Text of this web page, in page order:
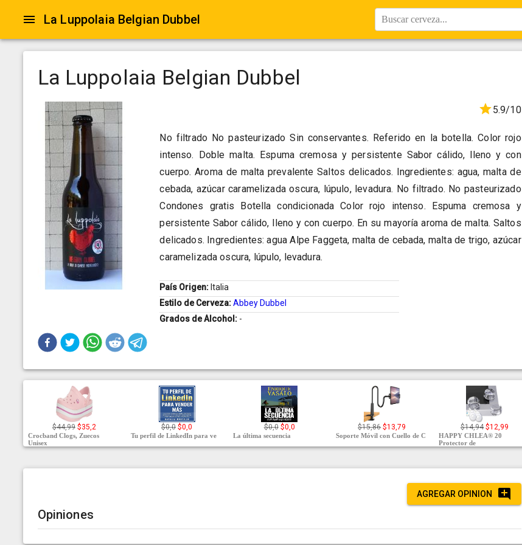
La Luppolaia Belgian Dubbel Buscar cerveza...
La Luppolaia Belgian Dubbel
5.9/10
No filtrado No pasteurizado Sin conservantes. Referido en la botella. Color rojo
intenso. Doble malta. Espuma cremosa y persistente Sabor cálido, lleno y con
cuerpo. Aroma de malta prevalente Saltos delicados. Ingredientes: agua, malta de
cebada, azúcar caramelizada oscura, lúpulo, levadura. No filtrado. No pasteurizado
Condones gratis Botella condicionada Color rojo intenso. Espuma cremosa y
persistente Sabor cálido, lleno y con cuerpo. En su mayoría aroma de malta. Saltos
delicados. Ingredientes: agua Alpe Faggeta, malta de cebada, malta de trigo, azúcar
caramelizada oscura, lúpulo, levadura.
País Origen: Italia
Estilo de Cerveza:Abbey Dubbel
Grados de Alcohol: -
$44,99 $35,2
Crocband Clogs, Zuecos
Unisex
$0,0 $0,0
Tu perfil de LinkedIn para ve
$0,0 $0,0
La última secuencia
$15,86 $13,79
Soporte Móvil con Cuello de C
$14,94 $12,99
HAPPY CHLEA® 20
Protector de
AGREGAR OPINION
Opiniones